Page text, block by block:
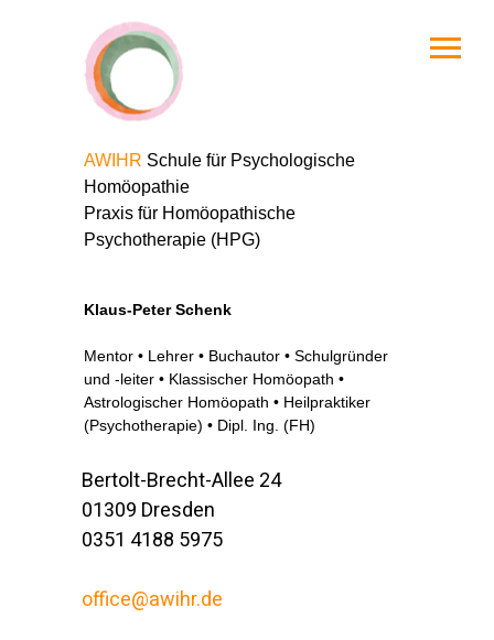
AWIHR Schule für Psychologische
Homöopathie
Praxis für Homöopathische
Psychotherapie (HPG)
Klaus-Peter Schenk
Mentor • Lehrer • Buchautor • Schulgründer
und -leiter • Klassischer Homöopath •
Astrologischer Homöopath • Heilpraktiker
(Psychotherapie) • Dipl. Ing. (FH)
Bertolt-Brecht-Allee 24
01309 Dresden
0351 4188 5975
office@awihr.de